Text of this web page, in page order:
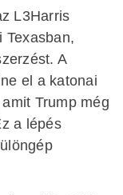
L3Harris
Texasban,
A
el a katonai
Trump még
a lépés